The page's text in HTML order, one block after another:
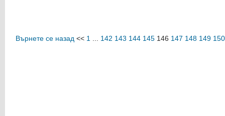
Върнете се назад << 1 142 143 144 145 146 147 148 149 150